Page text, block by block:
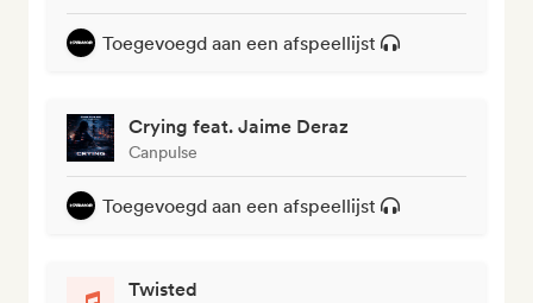
Toegevoegd aan een afspeellijst
Crying feat. Jaime Deraz
Canpulse
Toegevoegd aan een afspeellijst
Twisted